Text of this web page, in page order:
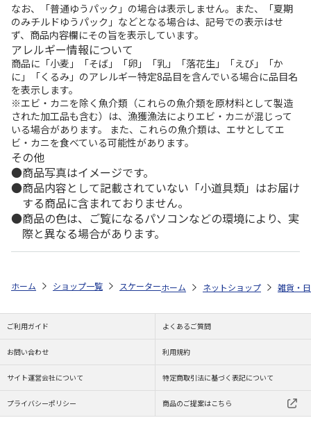
なお、「普通ゆうパック」の場合は表示しません。また、「夏期
のみチルドゆうパック」などとなる場合は、記号での表示はせ
ず、商品内容欄にその旨を表示しています。
アレルギー情報について
商品に「小麦」「そば」「卵」「乳」「落花生」「えび」「か
に」「くるみ」のアレルギー特定8品目を含んでいる場合に品目名
を表示します。
※エビ・カニを除く魚介類（これらの魚介類を原材料として製造
された加工品も含む）は、漁獲漁法によりエビ・カニが混じって
いる場合があります。 また、これらの魚介類は、エサとしてエ
ビ・カニを食べている可能性があります。
その他
商品写真はイメージです。
商品内容として記載されていない「小道具類」はお届け
する商品に含まれておりません。
商品の色は、ご覧になるパソコンなどの環境により、実
際と異なる場合があります。
ホーム ショップ一覧 スケーター ハンドル付スタッキングタンブラ
ホーム ネットショップ 雑貨・
ご利用ガイド よくあるご質問
お問い合わせ 利用規約
サイト運営会社について 特定商取引法に基づく表記について
プライバシーポリシー 商品のご提案はこちら